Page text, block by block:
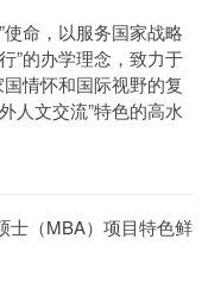
命，以服务国家战略
”的办学理念，致力于
情怀和国际视野的复
人文交流”特色的高水
士（MBA）项目特色鲜